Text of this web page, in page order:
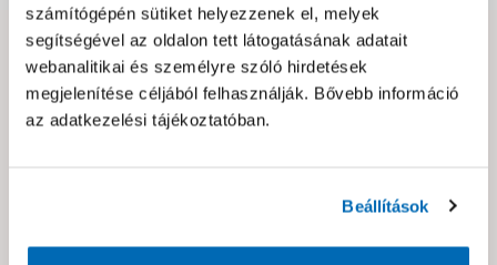
számítógépén sütiket helyezzenek el, melyek
segítségével az oldalon tett látogatásának adatait
webanalitikai és személyre szóló hirdetések
megjelenítése céljából felhasználják. Bővebb információ
az adatkezelési tájékoztatóban.
Beállítások
Hibát találtál az oldalon vagy a termék leírásában?
Kérjük jelezd nekünk!